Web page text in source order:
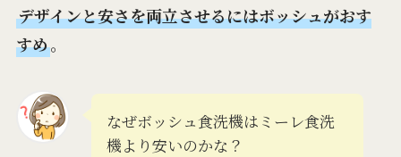
デザインと安さを両立させるにはボッシュがおす
すめ。
なぜボッシュ食洗機はミーレ食洗
機より安いのかな？